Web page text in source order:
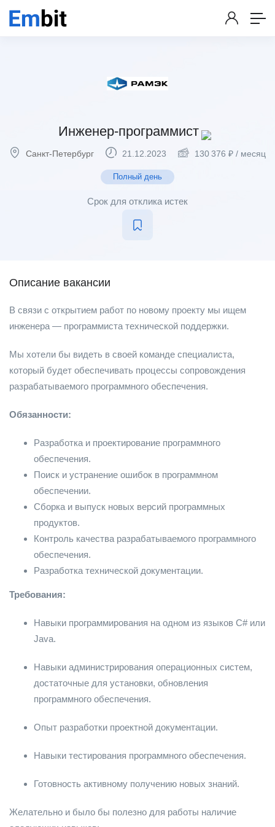
Инженер-программист
Санкт-Петербург 21.12.2023 130 376 ₽ / месяц
Полный день
Срок для отклика истек
Описание вакансии
В связи с открытием работ по новому проекту мы ищем
инженера — программиста технической поддержки.
Мы хотели бы видеть в своей команде специалиста,
который будет обеспечивать процессы сопровождения
разрабатываемого программного обеспечения.
Обязанности:
Разработка и проектирование программного
обеспечения.
Поиск и устранение ошибок в программном
обеспечении.
Сборка и выпуск новых версий программных
продуктов.
Контроль качества разрабатываемого программного
обеспечения.
Разработка технической документации.
Требования:
Навыки программирования на одном из языков С# или
Java.
Навыки администрирования операционных систем,
достаточные для установки, обновления
программного обеспечения.
Опыт разработки проектной документации.
Навыки тестирования программного обеспечения.
Готовность активному получению новых знаний.
Желательно и было бы полезно для работы наличие